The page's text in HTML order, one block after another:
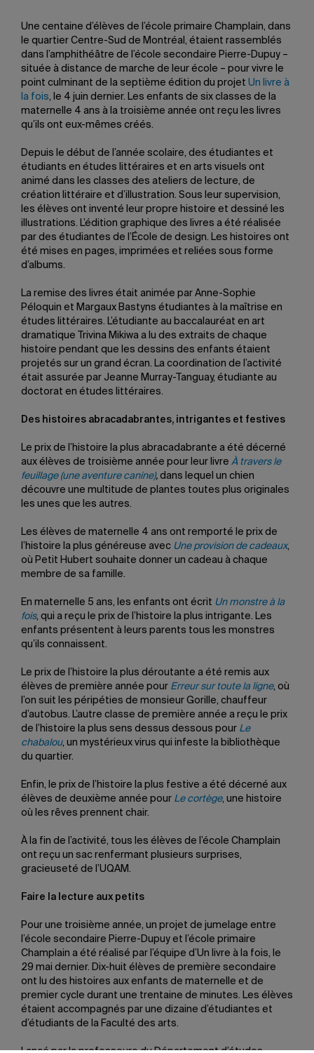
Une centaine d’élèves de l’école primaire Champlain, dans
le quartier Centre-Sud de Montréal, étaient rassemblés
dans l’amphithéâtre de l’école secondaire Pierre-Dupuy –
située à distance de marche de leur école – pour vivre le
point culminant de la septième édition du projet Un livre à
la fois , le 4 juin dernier. Les enfants de six classes de la
maternelle 4 ans à la troisième année ont reçu les livres
qu’ils ont eux-mêmes créés.
Depuis le début de l’année scolaire, des étudiantes et
étudiants en études littéraires et en arts visuels ont
animé dans les classes des ateliers de lecture, de
création littéraire et d’illustration. Sous leur supervision,
les élèves ont inventé leur propre histoire et dessiné les
illustrations. L’édition graphique des livres a été réalisée
par des étudiantes de l’École de design. Les histoires ont
été mises en pages, imprimées et reliées sous forme
d’albums.
La remise des livres était animée par Anne-Sophie
Péloquin et Margaux Bastyns étudiantes à la maîtrise en
études littéraires. L’étudiante au baccalauréat en art
dramatique Trivina Mikiwa a lu des extraits de chaque
histoire pendant que les dessins des enfants étaient
projetés sur un grand écran. La coordination de l’activité
était assurée par Jeanne Murray-Tanguay, étudiante au
doctorat en études littéraires.
Des histoires abracadabrantes, intrigantes et festives
Le prix de l’histoire la plus abracadabrante a été décerné
aux élèves de troisième année pour leur livre À travers le
feuillage (une aventure canine), dans lequel un chien
découvre une multitude de plantes toutes plus originales
les unes que les autres.
Les élèves de maternelle 4 ans ont remporté le prix de
l’histoire la plus généreuse avec Une provision de cadeaux,
où Petit Hubert souhaite donner un cadeau à chaque
membre de sa famille.
En maternelle 5 ans, les enfants ont écrit Un monstre à la
fois, qui a reçu le prix de l’histoire la plus intrigante. Les
enfants présentent à leurs parents tous les monstres
qu’ils connaissent.
Le prix de l’histoire la plus déroutante a été remis aux
élèves de première année pour Erreur sur toute la ligne, où
l’on suit les péripéties de monsieur Gorille, chauffeur
d’autobus. L’autre classe de première année a reçu le prix
de l’histoire la plus sens dessus dessous pour Le
chabalou, un mystérieux virus qui infeste la bibliothèque
du quartier.
Enfin, le prix de l’histoire la plus festive a été décerné aux
élèves de deuxième année pour Le cortège, une histoire
où les rêves prennent chair.
À la fin de l’activité, tous les élèves de l’école Champlain
ont reçu un sac renfermant plusieurs surprises,
gracieuseté de l’UQAM.
Faire la lecture aux petits
Pour une troisième année, un projet de jumelage entre
l’école secondaire Pierre-Dupuy et l’école primaire
Champlain a été réalisé par l’équipe d’Un livre à la fois, le
29 mai dernier. Dix-huit élèves de première secondaire
ont lu des histoires aux enfants de maternelle et de
premier cycle durant une trentaine de minutes. Les élèves
étaient accompagnés par une dizaine d’étudiantes et
d’étudiants de la Faculté des arts.